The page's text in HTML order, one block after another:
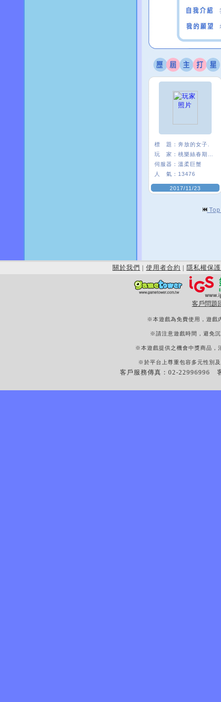
標 題： 奔放的女子.
玩 家：
伺服器： 溫柔巨蟹
人 氣： 13476
2017/11/23
關於我們 | 使用者合約 | 隱私權保護
客戶問題
※本遊戲為免費使用，遊戲
※請注意遊戲時間，避免
※本遊戲提供之機會中獎商品，
※於平台上尊重包容多元性別
客戶服務傳真：02-22996996